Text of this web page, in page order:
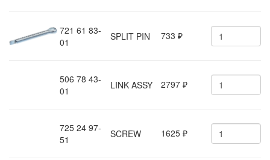
721 61 83-
01
SPLIT PIN 733 ₽
506 78 43-
01
LINK ASSY 2797 ₽
725 24 97-
51
SCREW 1625 ₽